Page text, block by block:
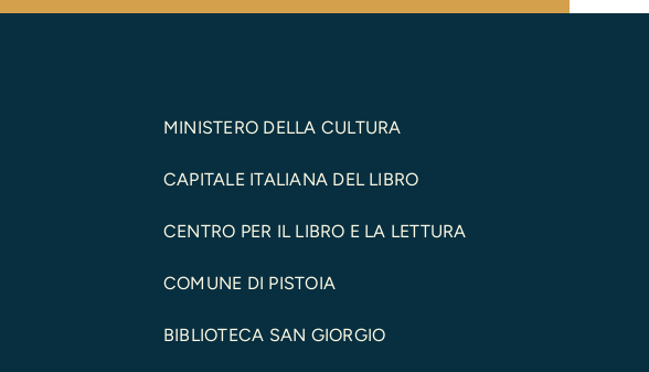
MINISTERO DELLA CULTURA
CAPITALE ITALIANA DEL LIBRO
CENTRO PER IL LIBRO E LA LETTURA
COMUNE DI PISTOIA
BIBLIOTECA SAN GIORGIO